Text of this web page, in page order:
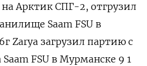
Арктик СПГ-2, отгрузил
Saam FSU в
Zarya загрузил партию с
FSU в Мурманске 9 1